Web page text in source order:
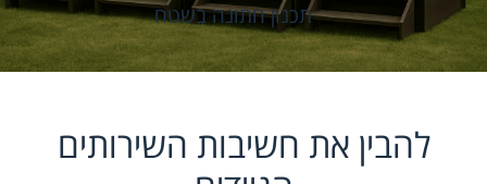
תכנון חתונה בשטח
להבין את חשיבות השירותים